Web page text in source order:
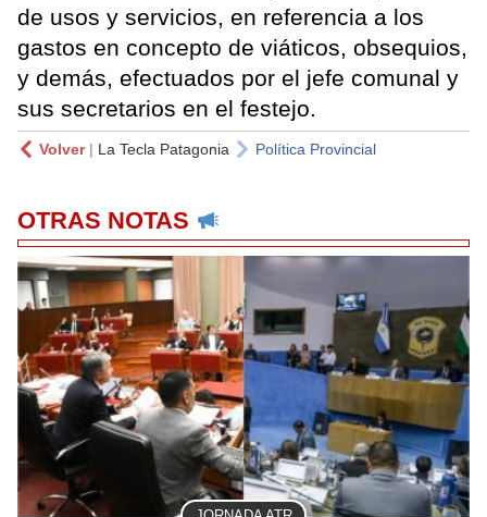
de usos y servicios, en referencia a los
gastos en concepto de viáticos, obsequios,
y demás, efectuados por el jefe comunal y
sus secretarios en el festejo.
Volver| La Tecla Patagonia Política Provincial
OTRAS NOTAS